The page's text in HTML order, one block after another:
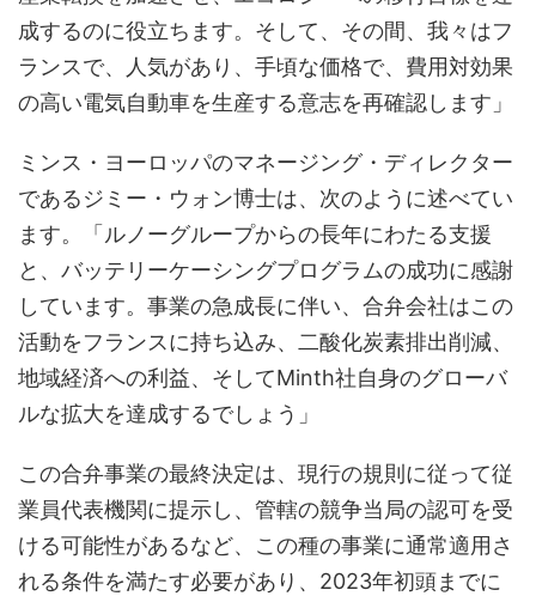
成するのに役立ちます。そして、その間、我々はフ
ランスで、人気があり、手頃な価格で、費用対効果
の高い電気自動車を生産する意志を再確認します」
ミンス・ヨーロッパのマネージング・ディレクター
であるジミー・ウォン博士は、次のように述べてい
ます。「ルノーグループからの長年にわたる支援
と、バッテリーケーシングプログラムの成功に感謝
しています。事業の急成長に伴い、合弁会社はこの
活動をフランスに持ち込み、二酸化炭素排出削減、
地域経済への利益、そしてMinth社自身のグローバ
ルな拡大を達成するでしょう」
この合弁事業の最終決定は、現行の規則に従って従
業員代表機関に提示し、管轄の競争当局の認可を受
ける可能性があるなど、この種の事業に通常適用さ
れる条件を満たす必要があり、2023年初頭までに